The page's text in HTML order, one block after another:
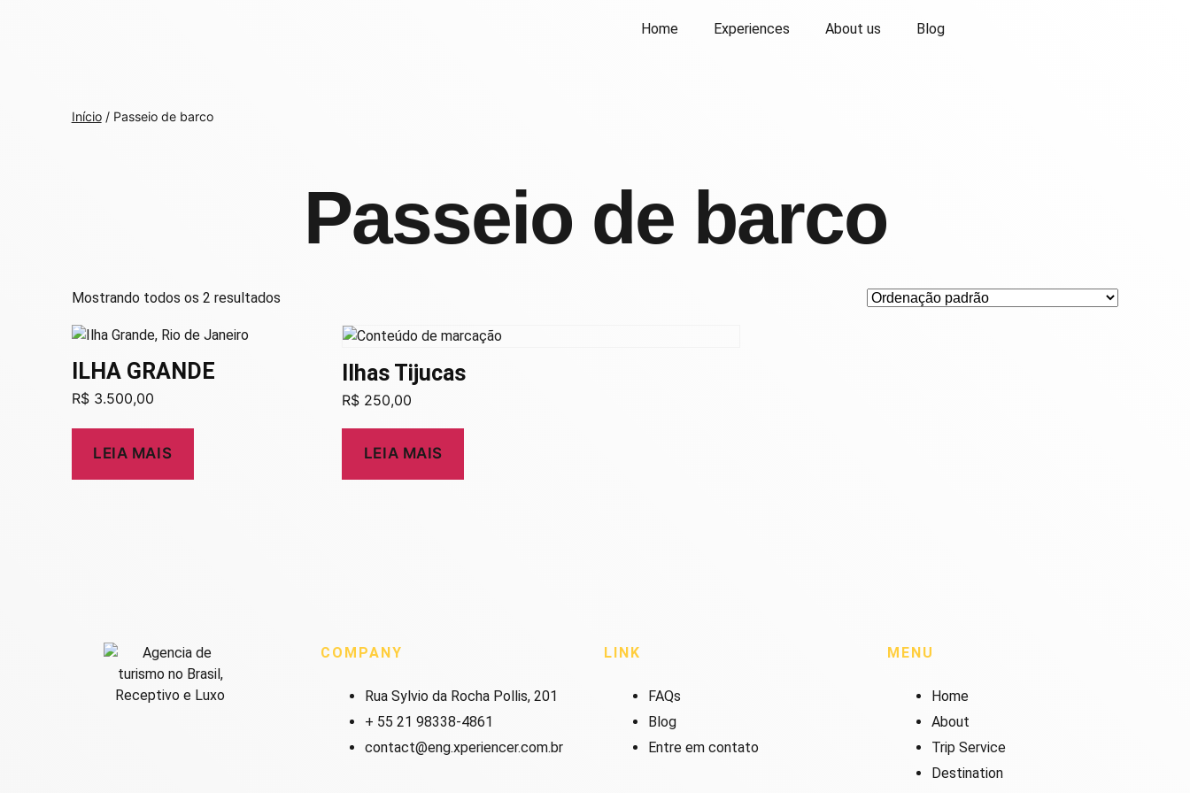
Home Experiences About us Blog
Início/ Passeio de barco
Passeio de barco
Mostrando todos os 2 resultados
ILHA GRANDE
R$3.500,00
LEIA MAIS
Ilhas Tijucas
R$ 250,00
LEIA MAIS
COMPANY
Rua Sylvio da Rocha Pollis, 201
+ 55 21 98338-4861
contact@eng.xperiencer.com.br
LINK
FAQs
Blog
Entre em contato
MENU
Home
About
Trip Service
Destination